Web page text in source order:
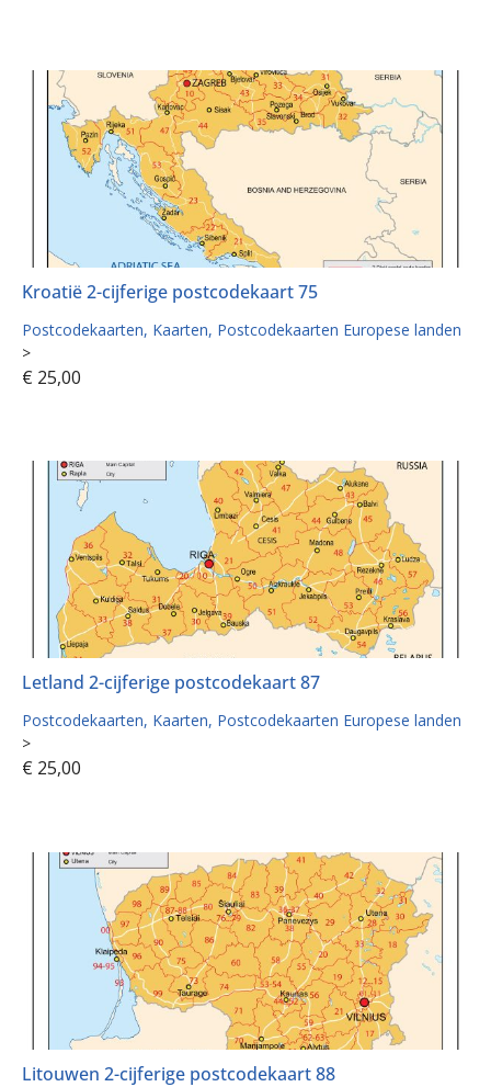
Kroatië 2-cijferige postcodekaart 75
Postcodekaarten Kaarten Postcodekaarten Europese landen
>
€ 25,00
Letland 2-cijferige postcodekaart 87
Postcodekaarten Kaarten Postcodekaarten Europese landen
>
€ 25,00
Litouwen 2-cijferige postcodekaart 88